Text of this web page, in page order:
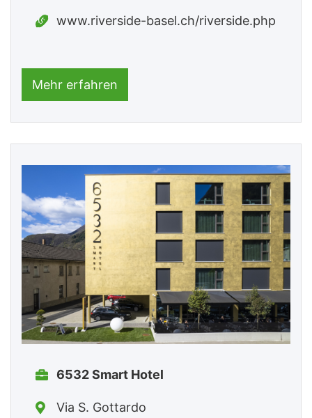
www.riverside-basel.ch/riverside.php
Mehr erfahren
6532 Smart Hotel
Via S. Gottardo